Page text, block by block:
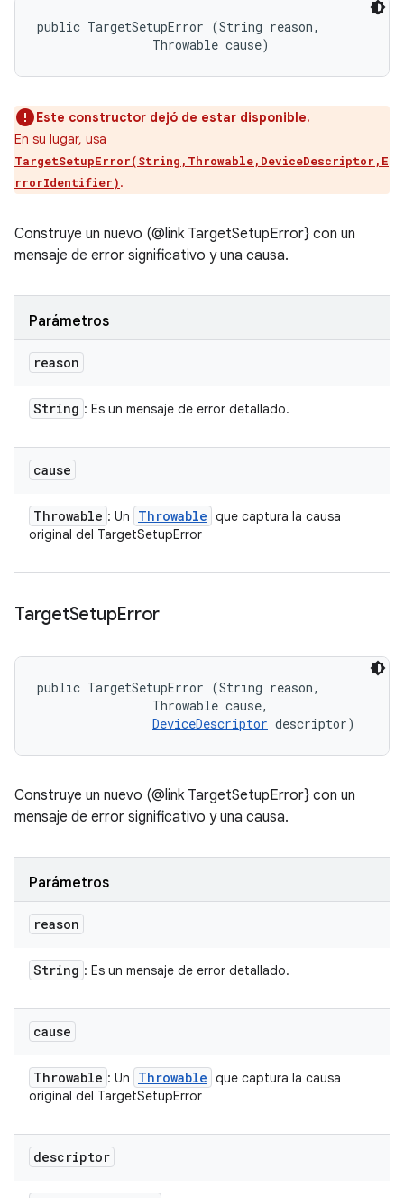
public TargetSetupError (String reason,
                Throwable cause)
Este constructor dejó de estar disponible.
En su lugar, usa
TargetSetupError(String,Throwable,DeviceDescriptor,E
rrorIdentifier).
Construye un nuevo (@link TargetSetupError} con un
mensaje de error significativo y una causa.
Parámetros
reason
String : Es un mensaje de error detallado.
cause
Throwable : Un Throwable que captura la causa
original del TargetSetupError
TargetSetupError
public TargetSetupError (String reason,
                Throwable cause,
DeviceDescriptor descriptor)
Construye un nuevo (@link TargetSetupError} con un
mensaje de error significativo y una causa.
Parámetros
reason
String : Es un mensaje de error detallado.
cause
Throwable : Un Throwable que captura la causa
original del TargetSetupError
descriptor